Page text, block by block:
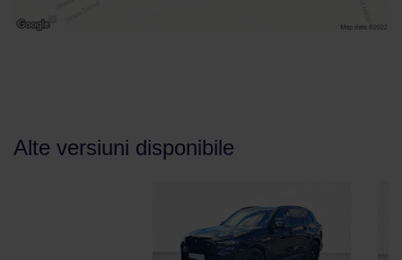
Alte versiuni disponibile